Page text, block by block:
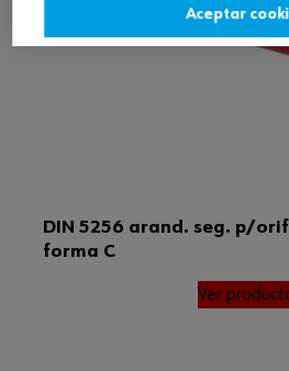
DIN 5256 arand. seg. p/
forma C
Ver
Aceptar